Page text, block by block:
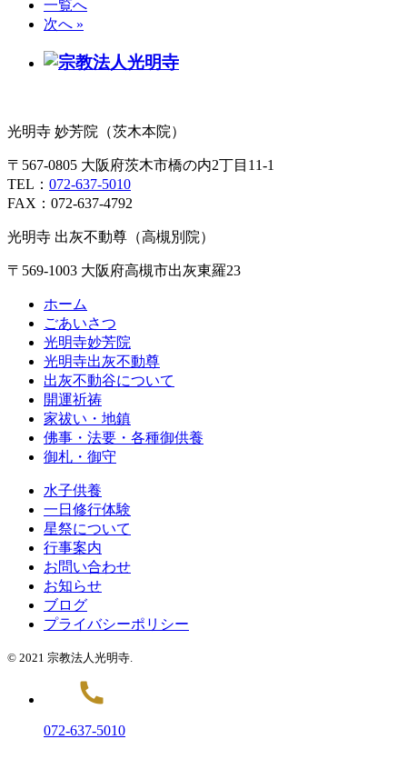
一覧へ
次へ »
光明寺 妙芳院（茨木本院）
〒567-0805 大阪府茨木市橋の内2丁目11-1
TEL： 072-637-5010
FAX：072-637-4792
光明寺 出灰不動尊（高槻別院）
〒569-1003 大阪府高槻市出灰東羅23
ホーム
ごあいさつ
光明寺妙芳院
光明寺出灰不動尊
出灰不動谷について
開運祈祷
家祓い・地鎮
佛事・法要・各種御供養
御札・御守
水子供養
一日修行体験
星祭について
行事案内
お問い合わせ
お知らせ
ブログ
プライバシーポリシー
© 2021 宗教法人光明寺.
072-637-5010